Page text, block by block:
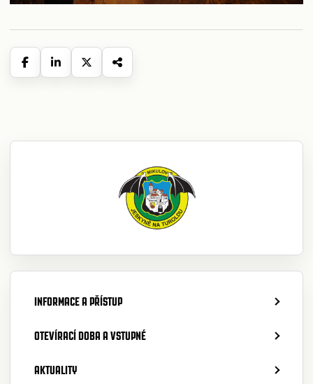
INFORMACE A PŘÍSTUP
OTEVÍRACÍ DOBA A VSTUPNÉ
AKTUALITY